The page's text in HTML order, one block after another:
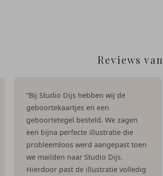
Reviews
“Bij Studio Dijs hebben wij de
geboortekaartjes en een
geboortetegel besteld. We zagen
een bijna perfecte illustratie die
probleemloos werd aangepast toen
we mailden naar Studio Dijs.
Hierdoor past de illustratie volledig